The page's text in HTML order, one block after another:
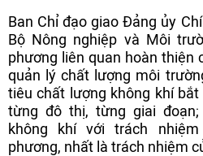
Ban Chỉ đạo giao Đảng ủy
Bộ Nông nghiệp và Môi
phương liên quan hoàn thiện
quản lý chất lượng môi
tiêu chất lượng không khí
từng đô thị, từng giai
không khí với trách
phương, nhất là trách nhiệm